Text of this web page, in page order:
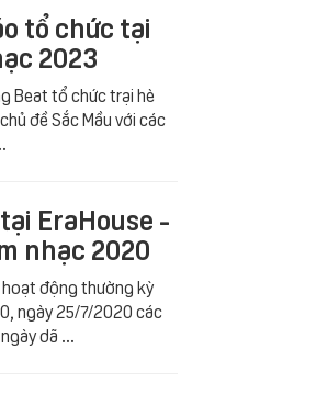
tổ chức tại
2023
Beat tổ chức trại hè
đề Sắc Mầu với các
EraHouse -
nhạc 2020
động thường kỳ
ngày 25/7/2020 các
dã ...